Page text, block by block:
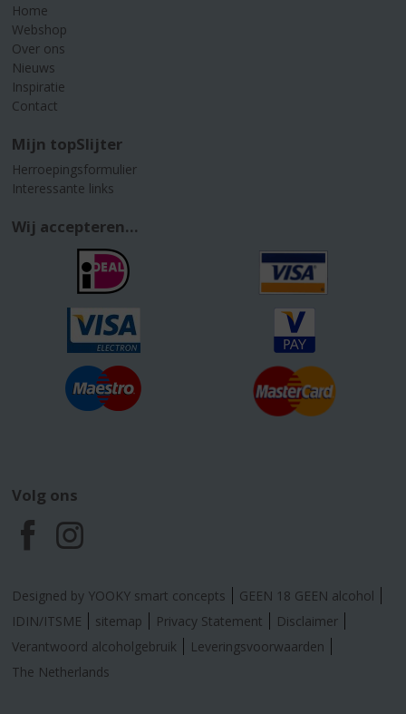
Home
Webshop
Over ons
Nieuws
Inspiratie
Contact
Mijn topSlijter
Herroepingsformulier
Interessante links
Wij accepteren...
Volg ons
F
a
c
e
I
n
s
t
Designed by YOOKY smart concepts
GEEN 18 GEEN alcohol
IDIN/ITSME
sitemap Privacy Statement
Disclaimer
Verantwoord alcoholgebruik
Leveringsvoorwaarden
The Netherlands